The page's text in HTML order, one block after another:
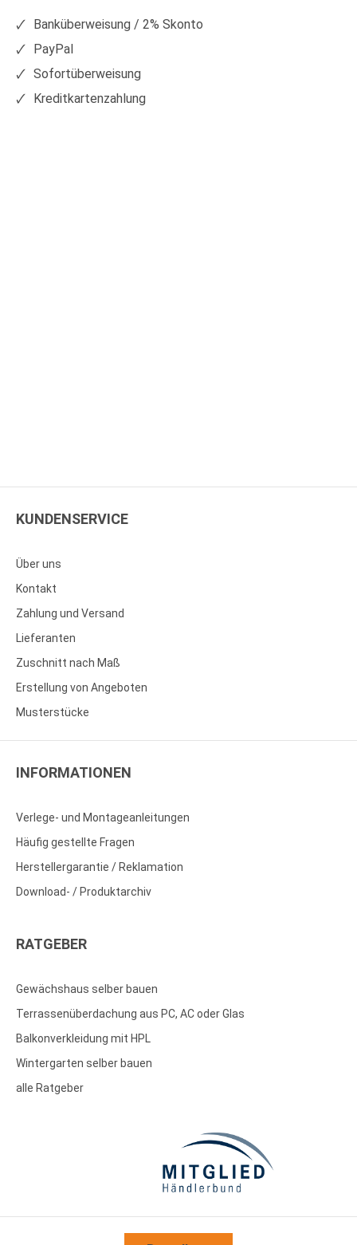
Banküberweisung / 2% Skonto
PayPal
Sofortüberweisung
Kreditkartenzahlung
KUNDENSERVICE
Über uns
Kontakt
Zahlung und Versand
Lieferanten
Zuschnitt nach Maß
Erstellung von Angeboten
Musterstücke
INFORMATIONEN
Verlege- und Montageanleitungen
Häufig gestellte Fragen
Herstellergarantie / Reklamation
Download- / Produktarchiv
RATGEBER
Gewächshaus selber bauen
Terrassenüberdachung aus PC, AC oder Glas
Balkonverkleidung mit HPL
Wintergarten selber bauen
alle Ratgeber